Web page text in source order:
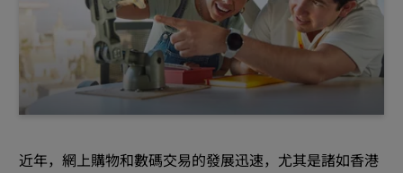
近年，網上購物和數碼交易的發展迅速，尤其是諸如香港